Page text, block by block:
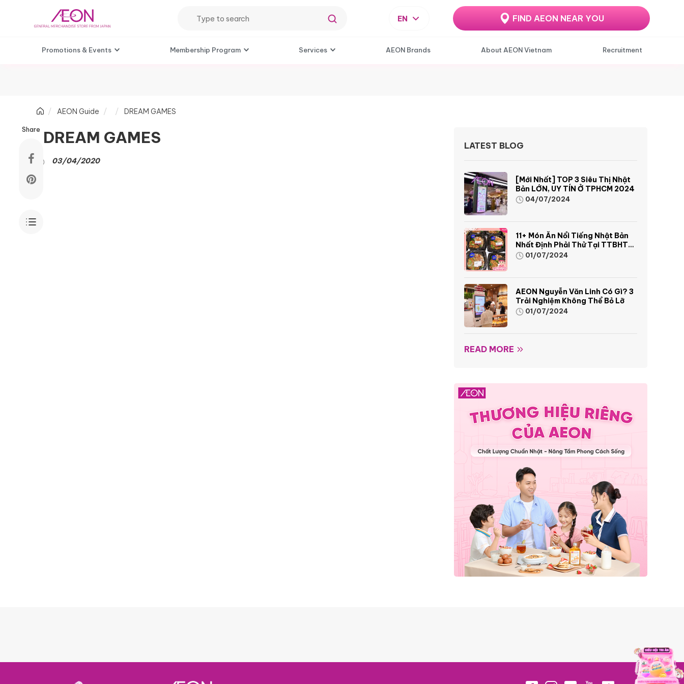
EN FIND AEON NEAR YOU
Promotions & Events Membership Program Services AEON Brands About AEON Vietnam Recruitment
AEON Guide DREAM GAMES
Share DREAM GAMES
03/04/2020
LATEST BLOG
[Mới Nhất] TOP 3 Siêu Thị Nhật
Bản LỚN, UY TÍN Ở TPHCM 2024
04/07/2024
11+ Món Ăn Nổi Tiếng Nhật Bản
Nhất Định Phải Thử Tại TTBHTH
& Siêu Thị AEON
01/07/2024
AEON Nguyễn Văn Linh Có Gì? 3
Trải Nghiệm Không Thể Bỏ Lỡ
01/07/2024
READ MORE